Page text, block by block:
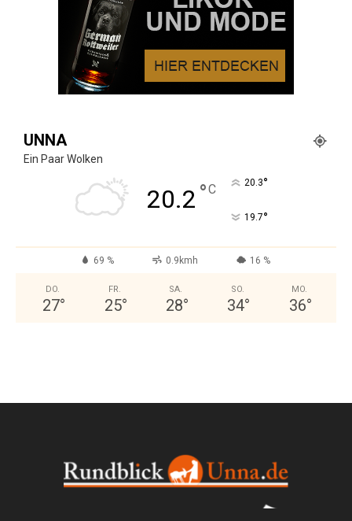
UNNA
Ein Paar Wolken
20.2 °C 20.3°
19.7°
69 % 0.9kmh 16 %
DO.
27°
FR.
25°
SA.
28°
SO.
34°
MO.
36°